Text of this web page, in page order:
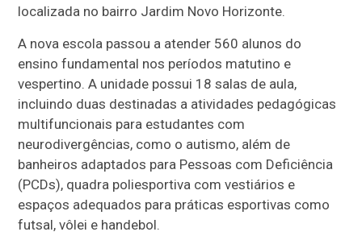
localizada no bairro Jardim Novo Horizonte.
A nova escola passou a atender 560 alunos do
ensino fundamental nos períodos matutino e
vespertino. A unidade possui 18 salas de aula,
incluindo duas destinadas a atividades pedagógicas
multifuncionais para estudantes com
neurodivergências, como o autismo, além de
banheiros adaptados para Pessoas com Deficiência
(PCDs), quadra poliesportiva com vestiários e
espaços adequados para práticas esportivas como
futsal, vôlei e handebol.